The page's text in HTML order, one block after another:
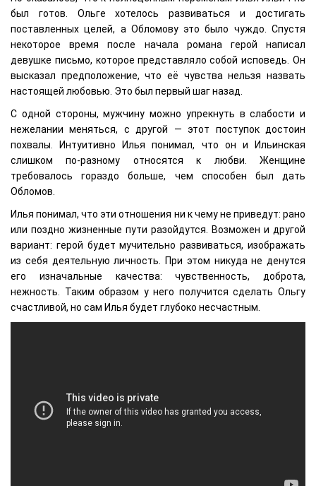
был готов. Ольге хотелось развиваться и достигать
поставленных целей, а Обломову это было чуждо. Спустя
некоторое время после начала романа герой написал
девушке письмо, которое представляло собой исповедь. Он
высказал предположение, что её чувства нельзя назвать
настоящей любовью. Это был первый шаг назад.
С одной стороны, мужчину можно упрекнуть в слабости и
нежелании меняться, с другой — этот поступок достоин
похвалы. Интуитивно Илья понимал, что он и Ильинская
слишком по-разному относятся к любви. Женщине
требовалось гораздо больше, чем способен был дать
Обломов.
Илья понимал, что эти отношения ни к чему не приведут: рано
или поздно жизненные пути разойдутся. Возможен и другой
вариант: герой будет мучительно развиваться, изображать
из себя деятельную личность. При этом никуда не денутся
его изначальные качества: чувственность, доброта,
нежность. Таким образом у него получится сделать Ольгу
счастливой, но сам Илья будет глубоко несчастным.